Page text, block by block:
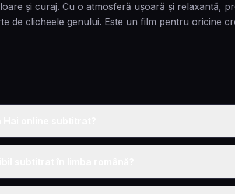
și curaj. Cu o atmosferă ușoară și relaxantă,
de clicheele genului. Este un film pentru oricine